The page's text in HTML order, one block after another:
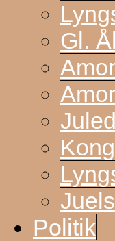
Gl.
Politik